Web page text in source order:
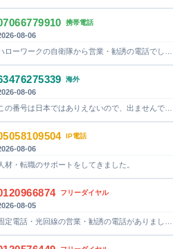
携帯電話
08-06
ローワークの自衛隊から営業・勧誘の電話でし…
海外
08-06
の番号は日本ではありえないので、出ませんで…
IP電話
08-06
人材・転職のサポートをしてきました。
フリーダイヤル
08-05
定電話・光回線の営業・勧誘の電話がありまし…